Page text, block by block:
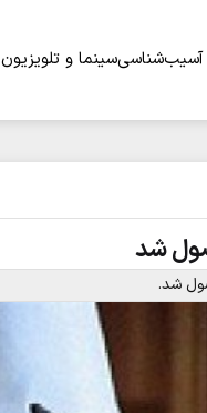
آسیب‌شناسیسینما و تلویزیون